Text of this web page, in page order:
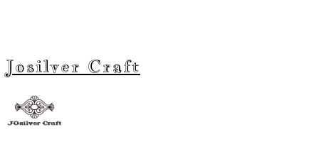
Josilver Craft